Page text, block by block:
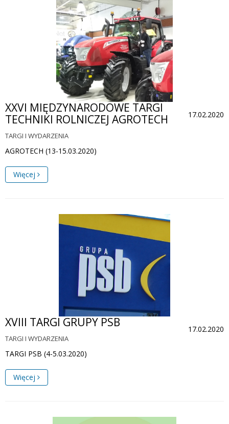
17.02.2020
XXVI MIĘDZYNARODOWE TARGI
TECHNIKI ROLNICZEJ AGROTECH
TARGI I WYDARZENIA
AGROTECH (13-15.03.2020)
Więcej
17.02.2020
XVIII TARGI GRUPY PSB
TARGI I WYDARZENIA
TARGI PSB (4-5.03.2020)
Więcej